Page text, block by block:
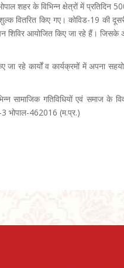
शहर के विभिन्न क्षेत्रों में प्रतिदिन
वितरित किए गए। कोविड-19
शिविर आयोजित किए जा रहे हैं।
रहे कार्यों व कार्यक्रमों में अपना
गतिविधियों एवं समाज के
3 भोपाल-462016 (म.प्र.)